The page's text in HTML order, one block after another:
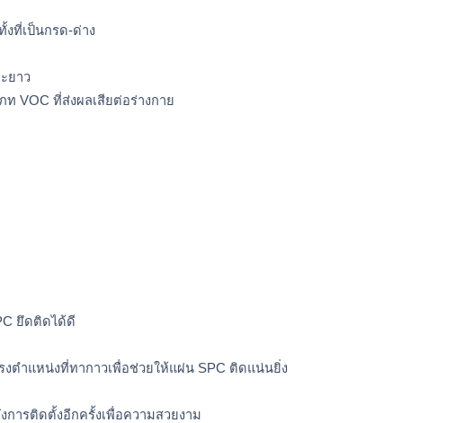
ที่เป็นกรด-ด่าง
ยาว
VOC ที่ส่งผลเสียต่อร่างกาย
ยึดติดได้ดี
ตำแหน่งที่ทากาวเพื่อช่วยให้แผ่น SPC ติดแน่นยิ่ง
ารติดตั้งอีกครั้งเพื่อความสวยงาม